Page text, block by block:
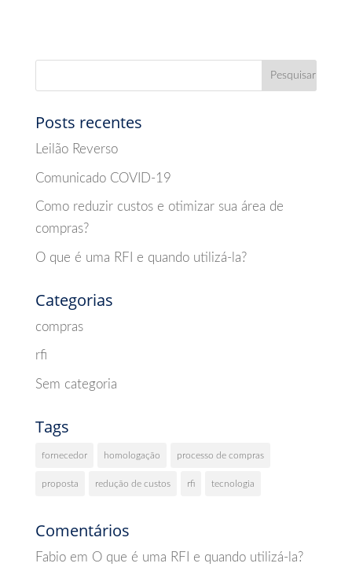
Posts recentes
Leilão Reverso
Comunicado COVID-19
Como reduzir custos e otimizar sua área de
compras?
O que é uma RFI e quando utilizá-la?
Categorias
compras
rfi
Sem categoria
Tags
fornecedor homologação processo de compras
proposta redução de custos rfi tecnologia
Comentários
Fabioem O que é uma RFI e quando utilizá-la?